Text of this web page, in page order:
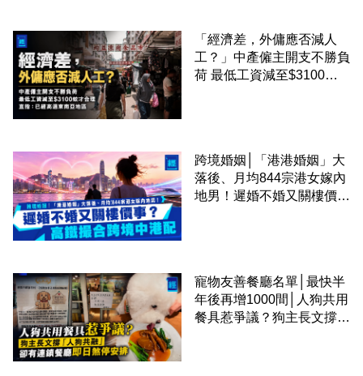
「經濟差，外傭應否減人
工？」中產僱主開支不勝負
荷 最低工資減至$3100蚊
跨境婚姻│「港港婚姻」大
落後、月均844宗港女嫁內
地男！遲婚不婚又關樓價
寵物友善餐廳名單│最快半
年後再增1000間│人狗共用
餐具惹爭議？狗主長文撐